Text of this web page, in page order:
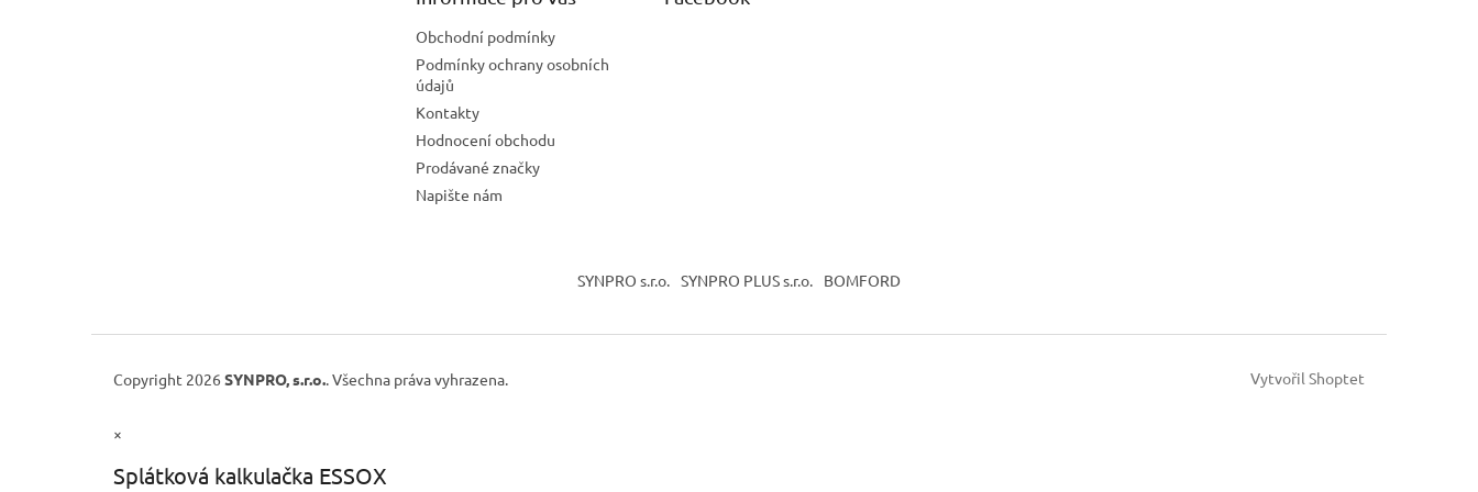
Obchodní podmínky
Podmínky ochrany osobních
údajů
Kontakty
Hodnocení obchodu
Prodávané značky
Napište nám
SYNPRO s.r.o. SYNPRO PLUS s.r.o. BOMFORD
Vytvořil Shoptet
Copyright 2026 SYNPRO, s.r.o.. Všechna práva vyhrazena.
×
Splátková kalkulačka ESSOX